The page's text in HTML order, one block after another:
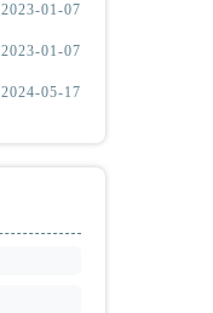
2023-01-07
2023-01-07
2024-05-17